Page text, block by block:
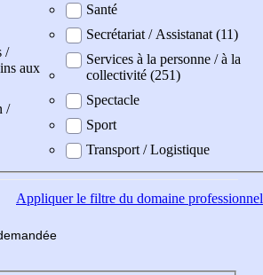
/
aux
/
Santé
Secrétariat / Assistanat (11)
Services à la personne / à la
collectivité (251)
Spectacle
Sport
Transport / Logistique
Appliquerle filtre du domaine professionnel